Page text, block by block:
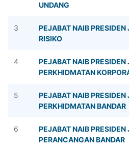
UNDANG
3
PEJABAT NAIB
RISIKO
4
PEJABAT NAIB PRESIDEN
PERKHIDMATAN
5
PEJABAT NAIB PRESIDEN
PERKHIDMATAN BANDAR
6
PEJABAT NAIB PRESIDEN
PERANCANGAN BANDAR